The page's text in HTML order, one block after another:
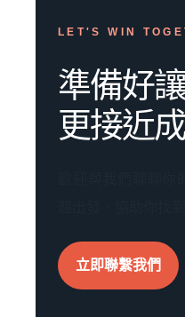
LET'S WIN
準備好
更接近
立即聯繫我們